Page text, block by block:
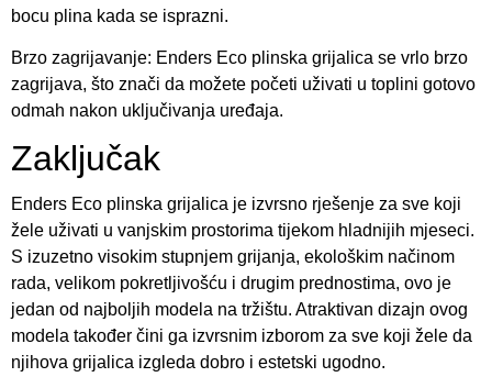
bocu plina kada se isprazni.
Brzo zagrijavanje: Enders Eco plinska grijalica se vrlo brzo
zagrijava, što znači da možete početi uživati u toplini gotovo
odmah nakon uključivanja uređaja.
Zaključak
Enders Eco plinska grijalica je izvrsno rješenje za sve koji
žele uživati u vanjskim prostorima tijekom hladnijih mjeseci.
S izuzetno visokim stupnjem grijanja, ekološkim načinom
rada, velikom pokretljivošću i drugim prednostima, ovo je
jedan od najboljih modela na tržištu. Atraktivan dizajn ovog
modela također čini ga izvrsnim izborom za sve koji žele da
njihova grijalica izgleda dobro i estetski ugodno.